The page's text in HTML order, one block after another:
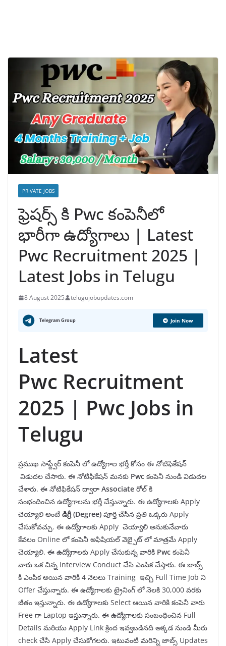
PRIVATE JOBS
ఫ్రెషర్స్ కి Pwc కంపెనీలో
భారీగా ఉద్యోగాలు | Latest
Pwc Recruitment 2025 |
Latest Jobs in Telugu
8 August 2025 telugujobupdates.com
Telegram Group Join Now
Latest
Pwc Recruitment
2025 | Pwc Jobs in
Telugu
ప్రముఖ సాఫ్ట్వేర్ కంపెనీ లో ఉద్యోగాల భర్తీ కోసం ఈ నోటిఫికేషన్
విడుదల చేసారు. ఈ నోటిఫికేషన్ మనకు Pwc కంపెనీ నుండి విడుదల
చేశారు. ఈ నోటిఫికేషన్ ద్వారా Associate రోల్ కి
సంభందించిన ఉద్యోగాలను భర్తీ చేస్తున్నారు. ఈ ఉద్యోగాలకు Apply
చెయ్యాలి అంటే డిగ్రీ (Degree) పూర్తి చేసిన ప్రతి ఒక్కరు Apply
చేసుకోవచ్చు. ఈ ఉద్యోగాలకు Apply చెయ్యాలి అనుకునేవారు
కేవలం Online లో కంపెనీ అఫిషియల్ వెబ్సైట్ లో మాత్రమే Apply
చెయ్యాలి. ఈ ఉద్యోగాలకు Apply చేసుకున్న వారికి Pwc కంపెనీ
వారు ఒక చిన్న Interview Conduct చేసి ఎంపిక చేస్తారు. ఈ జాబ్స్
కి ఎంపిక అయిన వారికి 4 నెలలు Training ఇచ్చి Full Time Job ని
Offer చేస్తున్నారు. ఈ ఉద్యోగాలకు ట్రైనింగ్ లో నెలకి 30,000 వరకు
జీతం ఇస్తున్నారు. ఈ ఉద్యోగాలకు Select ఆయిన వారికి కంపెనీ వారు
Free గా Laptop ఇస్తున్నారు. ఈ ఉద్యోగాలకు సంబంధించిన Full
Details మరియు Apply Link క్రింద ఇవ్వబడినది అక్కడ నుండి మీరు
check చేసి Apply చేసుకోగలరు. ఇటువంటి మరిన్ని జాబ్స్ Updates